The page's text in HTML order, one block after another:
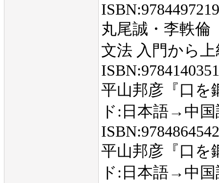
丸尾誠・李軼倫
文法 入門から
平山邦彦『口を
ド:日本語→中
平山邦彦『口を
ド:日本語→中